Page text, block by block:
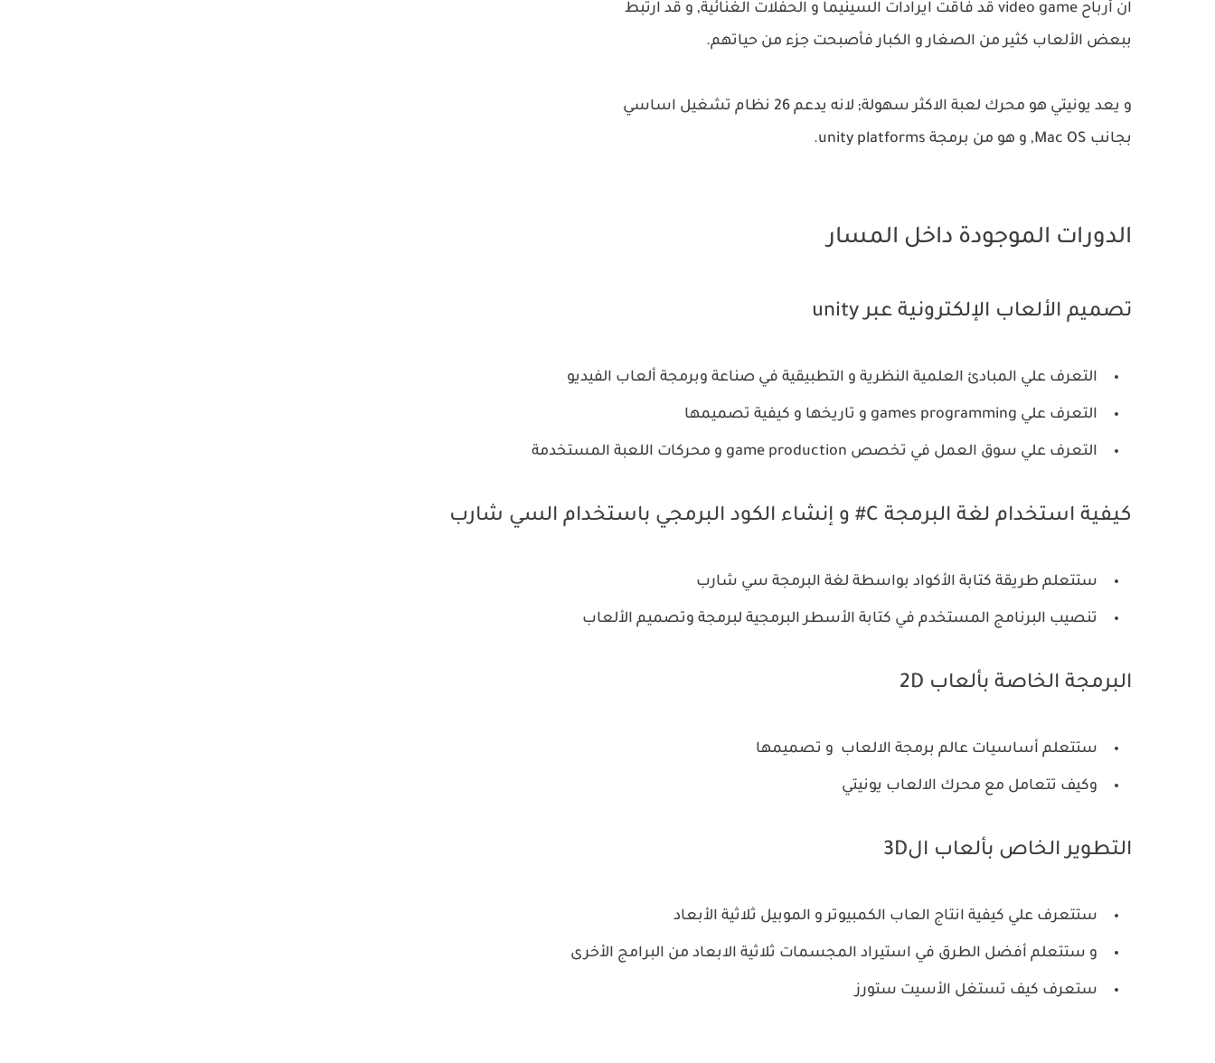
ان أرباح video game قد فاقت ايرادات السينيما و الحفلات الغنائية, و قد ارتبط
ببعض الألعاب كثير من الصغار و الكبار فأصبحت جزء من حياتهم.
و يعد يونيتي هو محرك لعبة الاكثر سهولة; لانه يدعم 26 نظام تشغيل اساسي
بجانب Mac OS, و هو من برمجة unity platforms.
الدورات الموجودة داخل المسار
تصميم الألعاب الإلكترونية عبر unity
التعرف علي المبادئ العلمية النظرية و التطبيقية في صناعة وبرمجة ألعاب الفيديو
التعرف علي games programming و تاريخها و كيفية تصميمها
التعرف علي سوق العمل في تخصص game production و محركات اللعبة المستخدمة
كيفية استخدام لغة البرمجة C# و إنشاء الكود البرمجي باستخدام السي شارب
ستتعلم طريقة كتابة الأكواد بواسطة لغة البرمجة سي شارب
تنصيب البرنامج المستخدم في كتابة الأسطر البرمجية لبرمجة وتصميم الألعاب
البرمجة الخاصة بألعاب 2D
ستتعلم أساسيات عالم برمجة الالعاب و تصميمها
وكيف تتعامل مع محرك الالعاب يونيتي
التطوير الخاص بألعاب ال3D
ستتعرف علي كيفية انتاج العاب الكمبيوتر و الموبيل ثلاثية الأبعاد
و ستتعلم أفضل الطرق في استيراد المجسمات ثلاثية الابعاد من البرامج الأخرى
ستعرف كيف تستغل الأسيت ستورز